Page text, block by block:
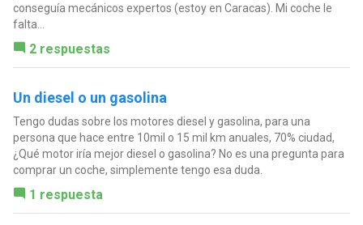
conseguía mecánicos expertos (estoy en Caracas). Mi coche le
falta...
2 respuestas
Un diesel o un gasolina
Tengo dudas sobre los motores diesel y gasolina, para una
persona que hace entre 10mil o 15 mil km anuales, 70% ciudad,
¿Qué motor iría mejor diesel o gasolina? No es una pregunta para
comprar un coche, simplemente tengo esa duda.
1 respuesta